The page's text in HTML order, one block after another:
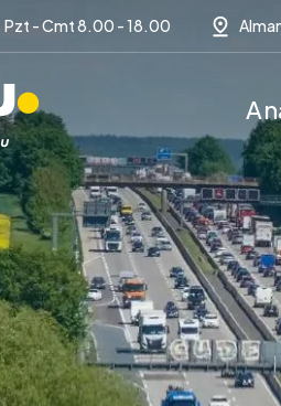
Pzt - Cmt 8.00 - 18.00